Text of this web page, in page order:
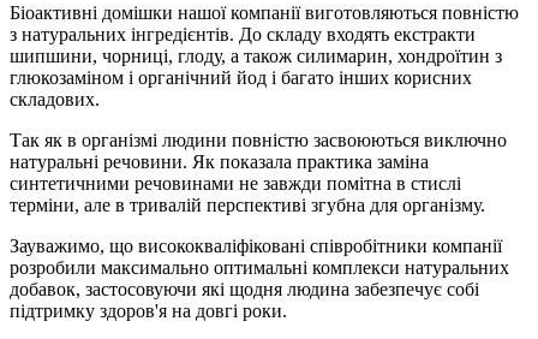
Біоактивні домішки нашої компанії виготовляються повністю
з натуральних інгредієнтів. До складу входять екстракти
шипшини, чорниці, глоду, а також силимарин, хондроїтин з
глюкозаміном і органічний йод і багато інших корисних
складових.
Так як в організмі людини повністю засвоюються виключно
натуральні речовини. Як показала практика заміна
синтетичними речовинами не завжди помітна в стислі
терміни, але в тривалій перспективі згубна для організму.
Зауважимо, що висококваліфіковані співробітники компанії
розробили максимально оптимальні комплекси натуральних
добавок, застосовуючи які щодня людина забезпечує собі
підтримку здоров'я на довгі роки.